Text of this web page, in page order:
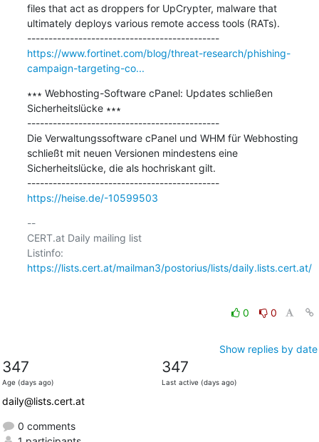
files that act as droppers for UpCrypter, malware that
ultimately deploys various remote access tools (RATs).
---------------------------------------------
https://www.fortinet.com/blog/threat-research/phishing-
campaign-targeting-co...
∗∗∗ Webhosting-Software cPanel: Updates schließen
Sicherheitslücke ∗∗∗
---------------------------------------------
Die Verwaltungssoftware cPanel und WHM für Webhosting
schließt mit neuen Versionen mindestens eine
Sicherheitslücke, die als hochriskant gilt.
---------------------------------------------
https://heise.de/-10599503
--
CERT.at Daily mailing list
https://lists.cert.at/mailman3/postorius/lists/daily.lists.cert.at/
0 0
Show replies by date
347
Age (days ago)
347
Last active (days ago)
daily@lists.cert.at
0 comments